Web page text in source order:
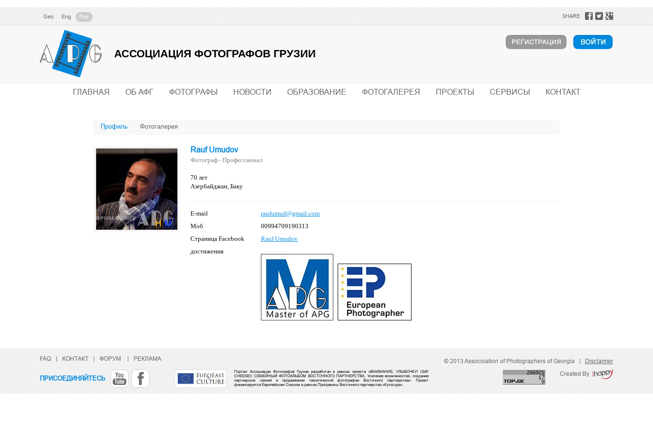
Geo Eng Rus SHARE
АССОЦИАЦИЯ ФОТОГРАФОВ ГРУЗИИ
ГЛАВНАЯ ОБ АФГ ФОТОГРАФЫ НОВОСТИ ОБРАЗОВАНИЕ ФОТОГАЛЕРЕЯ ПРОЕКТЫ СЕРВИСЫ КОНТАКТ
Профиль Фотогалерея
Rauf Umudov
Фотограф - Профессионал
70 лет
Азербайджан, Баку
E-mail
raufumud@gmail.com
Моб
00994709190313
Страница Facebook
Rauf Umudov
достижения
FAQ КОНТАКТ ФОРУМ РЕКЛАМА
ПРИСОЕДИНЯЙТЕСЬ
© 2013 Associoation of Photographers of Georgia | Disclaimer
Портал Ассоциации Фотографов Грузии разработан в рамках проекта «ВНИМАНИЕ, УЛЫБОЧКУ! (SAY
CHEESE!) СЕМЕЙНЫЙ ФОТОАЛЬБОМ ВОСТОЧНОГО ПАРТНЕРСТВА. Усиление возможностей, создание
партнерских связей и продвижение тематической фотографии Восточного партнерства». Проект
финансируется Европейским Союзом в рамках Программы Восточного партнерства «Культура».
Created By